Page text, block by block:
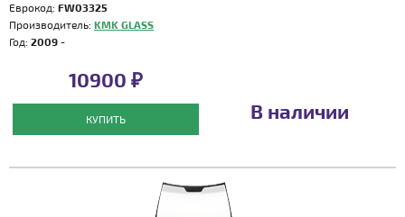
Еврокод: FW03325
Производитель: KMK GLASS
Год: 2009 -
10900 ₽
КУПИТЬ В наличии